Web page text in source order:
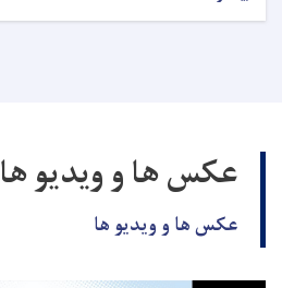
عکس ها و ویدیو ها
عکس ها و ویدیو ها